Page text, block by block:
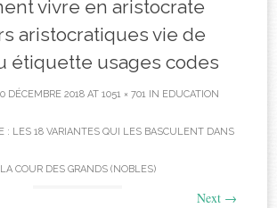
vivre en aristocrate
aristocratiques vie de
étiquette usages codes
DÉCEMBRE 2018 AT 1051 × 701 IN EDUCATION
: LES 18 VARIANTES QUI LES BASCULENT DANS
LA COUR DES GRANDS (NOBLES)
Next →